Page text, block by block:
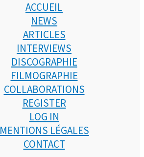
ACCUEIL
NEWS
ARTICLES
INTERVIEWS
DISCOGRAPHIE
FILMOGRAPHIE
COLLABORATIONS
REGISTER
LOG IN
MENTIONS LÉGALES
CONTACT